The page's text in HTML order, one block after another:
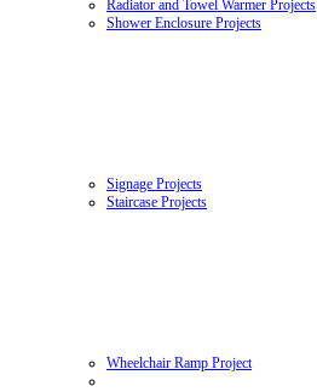
Radiator and Towel Warmer Projects
Shower Enclosure Projects
Signage Projects
Staircase Projects
Wheelchair Ramp Project